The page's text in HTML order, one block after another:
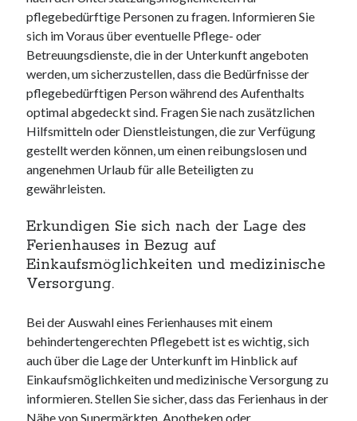
pflegebedürftige Personen zu fragen. Informieren Sie
sich im Voraus über eventuelle Pflege- oder
Betreuungsdienste, die in der Unterkunft angeboten
werden, um sicherzustellen, dass die Bedürfnisse der
pflegebedürftigen Person während des Aufenthalts
optimal abgedeckt sind. Fragen Sie nach zusätzlichen
Hilfsmitteln oder Dienstleistungen, die zur Verfügung
gestellt werden können, um einen reibungslosen und
angenehmen Urlaub für alle Beteiligten zu
gewährleisten.
Erkundigen Sie sich nach der Lage des
Ferienhauses in Bezug auf
Einkaufsmöglichkeiten und medizinische
Versorgung.
Bei der Auswahl eines Ferienhauses mit einem
behindertengerechten Pflegebett ist es wichtig, sich
auch über die Lage der Unterkunft im Hinblick auf
Einkaufsmöglichkeiten und medizinische Versorgung zu
informieren. Stellen Sie sicher, dass das Ferienhaus in der
Nähe von Supermärkten, Apotheken oder